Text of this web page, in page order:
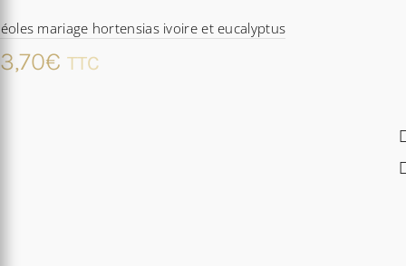
mariage hortensias ivoire et eucalyptus
€ TTC